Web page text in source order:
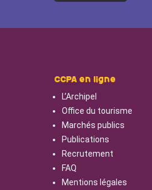
CCPA en ligne
L’Archipel
Office du tourisme
Marchés publics
Publications
Recrutement
FAQ
Mentions légales